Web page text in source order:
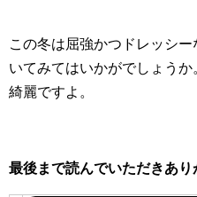
この冬は屈強かつドレッシ
いてみてはいかがでしょう
綺麗ですよ。
最後まで読んでいただきあり